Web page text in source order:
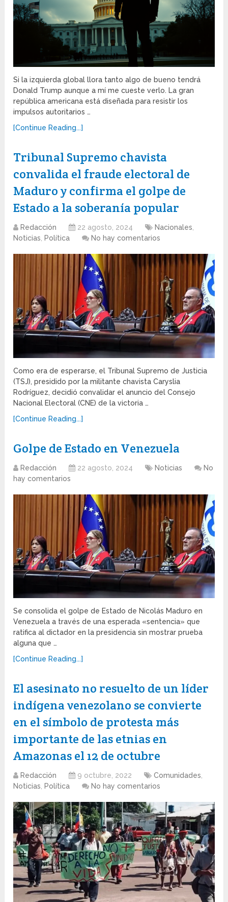
Si la izquierda global llora tanto algo de bueno tendrá
Donald Trump aunque a mí me cueste verlo. La gran
república americana está diseñada para resistir los
impulsos autoritarios …
[Continue Reading...]
Tribunal Supremo chavista
convalida el fraude electoral de
Maduro y confirma el golpe de
Estado a la soberanía popular
Redacción 22 agosto, 2024 Nacionales
Noticias
Política No hay comentarios
Como era de esperarse, el Tribunal Supremo de Justicia
(TSJ), presidido por la militante chavista Caryslia
Rodríguez, decidió convalidar el anuncio del Consejo
Nacional Electoral (CNE) de la victoria …
[Continue Reading...]
Golpe de Estado en Venezuela
Redacción 22 agosto, 2024 Noticias
No
hay comentarios
Se consolida el golpe de Estado de Nicolás Maduro en
Venezuela a través de una esperada «sentencia» que
ratifica al dictador en la presidencia sin mostrar prueba
alguna que …
[Continue Reading...]
El asesinato no resuelto de un líder
indígena venezolano se convierte
en el símbolo de protesta más
importante de las etnias en
Amazonas el 12 de octubre
Redacción 9 octubre, 2022 Comunidades
Noticias
Política No hay comentarios